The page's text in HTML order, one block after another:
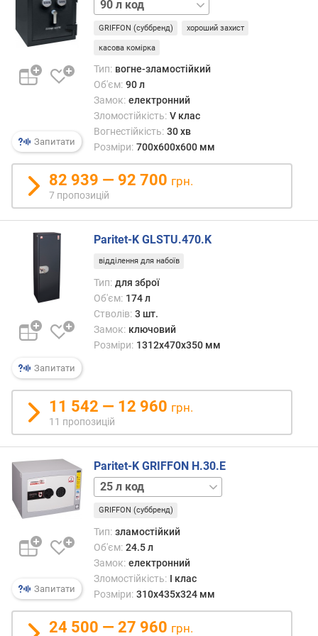
є
(
л
л
а
с
с
т
і
й
о
с
т
д
о
л
о
у
л
с
в
о
н
т
код
71 л
код
76 л
палець
Запитати
ключ
код
141 л
код
141 л
ключ
код
141 л
код
ключ
код
палець
ключ
код
палець
GRIFFON (суббренд) хороший захист
касова комірка
Тип: вогне-зламостійкий
Об'єм: 90 л
Замок: електронний
Зломостійкість: V клас
Вогнестійкість: 30 хв
Розміри: 700x600x600 мм
82 939 — 92 700 грн.
7 пропозицій
Запитати
Paritet-K GLSTU.470.K
відділення для набоїв
Тип: для зброї
Об'єм: 174 л
Стволів: 3 шт.
Замок: ключовий
Розміри: 1312х470х350 мм
11 542 — 12 960 грн.
11 пропозицій
Запитати
Paritet-K GRIFFON H.30.E
12 л
ключ
12 л
код
12 л
механіка
13 л
ключ
13 л
GRIFFON (суббренд)
Тип: зламостійкий
Об'єм: 24.5 л
Замок: електронний
Зломостійкість: I клас
Розміри: 310x435x324 мм
24 500 — 27 960 грн.